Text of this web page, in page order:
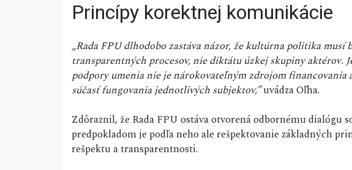
Princípy korektnej komunikácie
„Rada FPU dlhodobo zastáva názor, že kultúrna politika musí
transparentných procesov, nie diktátu úzkej skupiny aktérov.
podpory umenia nie je nárokovateľným zdrojom financovania
súčasť fungovania jednotlivých subjektov,”uvádza Oľha.
Zdôraznil, že Rada FPU ostáva otvorená odbornému
predpokladom je podľa neho ale rešpektovanie základných
rešpektu a transparentnosti.